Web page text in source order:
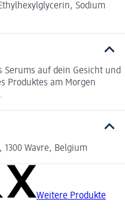
Sodium
Serums auf dein Gesicht und
Produktes am Morgen
1300 Wavre, Belgium
Weitere Produkte